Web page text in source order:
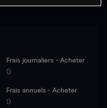
Frais journaliers - Acheter
0
Frais annuels - Acheter
0